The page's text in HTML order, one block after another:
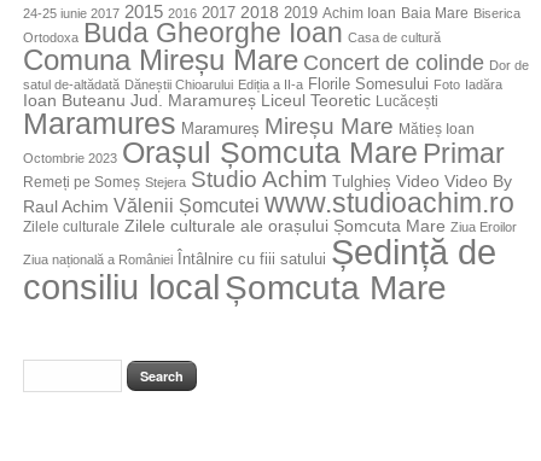
24-25 iunie 2017 2015 2016 2017 2018 2019 Achim Ioan Baia Mare Biserica
Ortodoxa
Buda Gheorghe Ioan Casa de cultură
Comuna Mireșu Mare Concert de colinde Dor de
satul de-altădată Dăneștii Chioarului Ediția a II-a Florile Somesului Foto Iadăra
Ioan Buteanu Jud. Maramureș Liceul Teoretic Lucăcești
Maramures Maramureș Mireșu Mare Mătieș Ioan
Octombrie 2023 Orașul Șomcuta Mare Primar
Remeți pe Someș Stejera Studio Achim Tulghieș Video Video By
Raul Achim Vălenii Șomcutei www.studioachim.ro
Zilele culturale Zilele culturale ale orașului Șomcuta Mare Ziua Eroilor
Ziua națională a României Întâlnire cu fiii satului Ședință de
consiliu localȘomcuta Mare